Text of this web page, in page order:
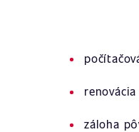
záloha